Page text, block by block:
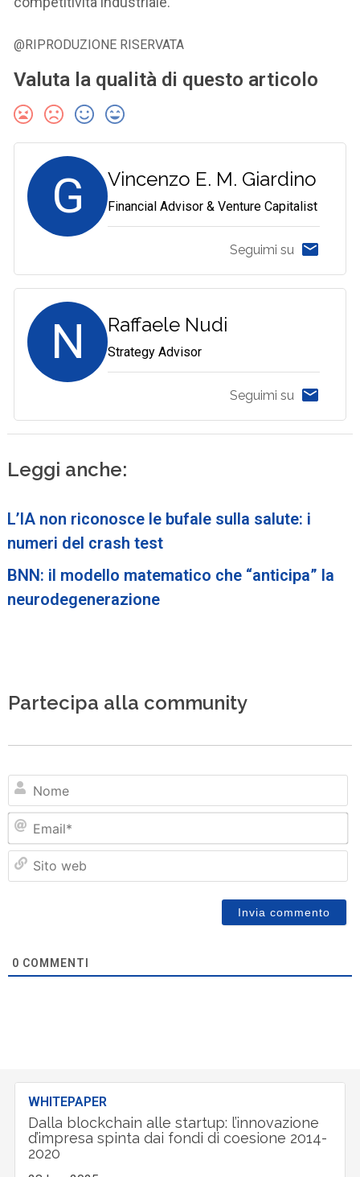
@RIPRODUZIONE RISERVATA
Valuta la qualità di questo articolo
G Vincenzo E. M. Giardino
Financial Advisor & Venture Capitalist
Seguimi su
N Raffaele Nudi
Strategy Advisor
Seguimi su
Leggi anche:
L’IA non riconosce le bufale sulla salute: i
numeri del crash test
BNN: il modello matematico che “anticipa” la
neurodegenerazione
Partecipa alla community
0 COMMENTI
WHITEPAPER
Dalla blockchain alle startup: l’innovazione
d’impresa spinta dai fondi di coesione 2014-
2020